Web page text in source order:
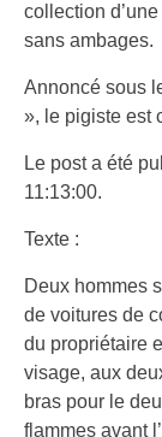
collection
sans ambages.
Annoncé sous
», le pigiste est
Le post a été
11:13:00.
Texte :
Deux hommes
de voitures de
du propriétaire
visage, aux
bras pour le
flammes avant